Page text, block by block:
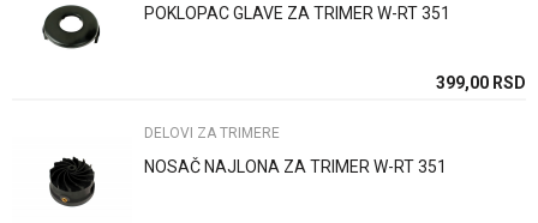
POKLOPAC GLAVE ZA TRIMER W-RT 351
399,00 RSD
DELOVI ZA TRIMERE
NOSAČ NAJLONA ZA TRIMER W-RT 351